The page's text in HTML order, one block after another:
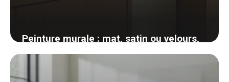
Peinture murale : mat, satin ou velours,
comment choisir la bonne finition pièce